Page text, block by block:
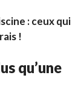
: ceux qui
!
qu’une